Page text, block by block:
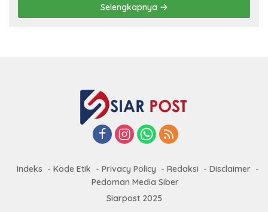
Selengkapnya
Indeks Kode Etik Privacy Policy Redaksi
Disclaimer
Pedoman Media Siber
Siarpost 2025